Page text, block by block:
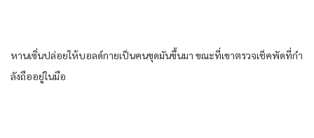
หานเซิ่นปล่อยให้บอลด์กายเป็นคนขุดมันขึ้นมา ขณะที่เขาตรวจเช็คพัดที่กํา
ลังถืออยู่ในมือ